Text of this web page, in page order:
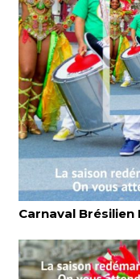
Carnaval Brésilien